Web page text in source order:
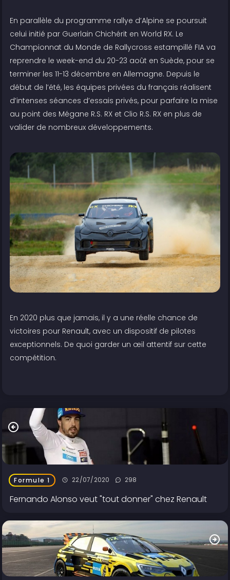
En parallèle du programme rallye d’Alpine se poursuit
celui initié par Guerlain Chichérit en World RX. Le
Championnat du Monde de Rallycross estampillé FIA va
reprendre le week-end du 20-23 août en Suède, pour se
terminer les 11-13 décembre en Allemagne. Depuis le
début de l’été, les équipes privées du français réalisent
d’intenses séances d’essais privés, pour parfaire la mise
au point des Mégane R.S. RX et Clio R.S. RX en plus de
valider de nombreux développements.
En 2020 plus que jamais, il y a une réelle chance de
victoires pour Renault, avec un dispositif de pilotes
exceptionnels. De quoi garder un œil attentif sur cette
compétition.
Formule 1 22/07/2020 298
Fernando Alonso veut "tout donner" chez Renault